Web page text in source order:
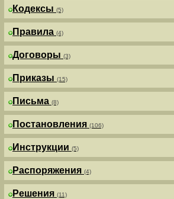
Кодексы (5)
Правила (4)
Договоры (3)
Приказы (15)
Письма (8)
Постановления (106)
Инструкции (5)
Распоряжения (4)
Решения (11)